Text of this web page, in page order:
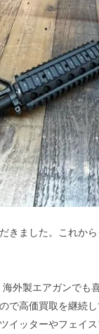
きました。これか
外製エアガンでも
で高価買取を継続し
イッターやフェイ